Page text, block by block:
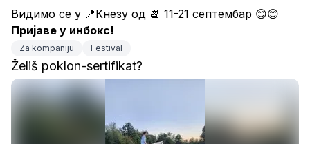
Видимо се у 📍Кнезу од 📆 11-21 септембар 😊😊
Пријаве у инбокс!
Za kompaniju Festival
Želiš poklon-sertifikat?